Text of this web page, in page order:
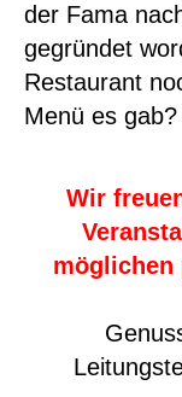
der Fama
gegründet
Restaurant
Menü es gab?
Wir
möglichen